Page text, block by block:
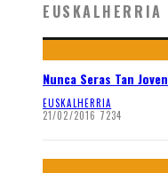
EUSKALHERRIA
Nunca Seras Tan Joven
EUSKALHERRIA
21/02/2016 7234